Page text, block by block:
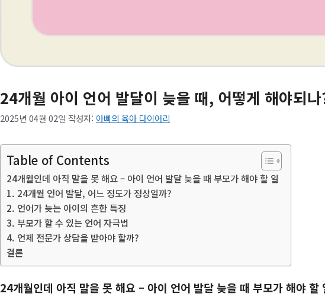
24개월 아이 언어 발달이 늦을 때, 어떻게 해야되
2025년 04월 02일 작성자: 아빠의 육아 다이어리
Table of Contents
24개월인데 아직 말을 못 해요 – 아이 언어 발달 늦을 때 부모가 해야 할 일
1. 24개월 언어 발달, 어느 정도가 정상일까?
2. 언어가 늦는 아이의 흔한 특징
3. 부모가 할 수 있는 언어 자극법
4. 언제 전문가 상담을 받아야 할까?
결론
24개월인데 아직 말을 못 해요 – 아이 언어 발달 늦을 때 부모가 해야 할